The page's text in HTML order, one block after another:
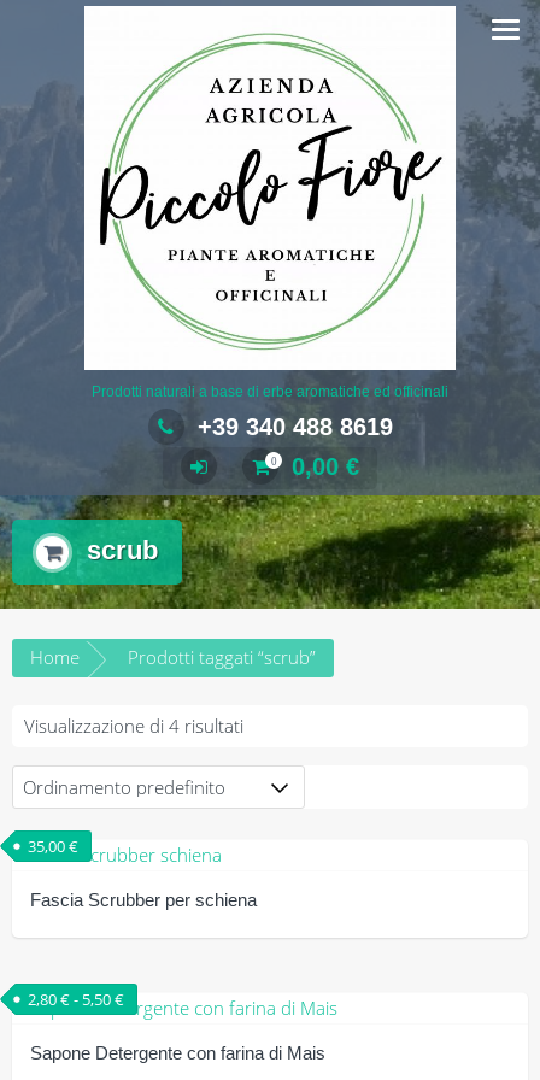
Prodotti naturali a base di erbe aromatiche ed officinali
+39 340 488 8619
0 0,00 €
scrub
Home Prodotti taggati “scrub”
Visualizzazione di 4 risultati
Fascia Scrubber per schiena
35,00€
Sapone Detergente con farina di Mais
2,80€- 5,50€Fascia di prezzo: da 2,80 € a 5,50 €